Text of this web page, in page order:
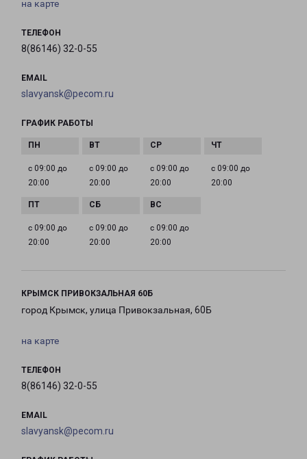
на карте
ТЕЛЕФОН
8(86146) 32-0-55
EMAIL
slavyansk@pecom.ru
ГРАФИК РАБОТЫ
с 09:00 до
20:00
с 09:00 до
20:00
с 09:00 до
20:00
с 09:00 до
20:00
с 09:00 до
20:00
с 09:00 до
20:00
с 09:00 до
20:00
КРЫМСК ПРИВОКЗАЛЬНАЯ 60Б
город Крымск, улица Привокзальная, 60Б
на карте
ТЕЛЕФОН
8(86146) 32-0-55
EMAIL
slavyansk@pecom.ru